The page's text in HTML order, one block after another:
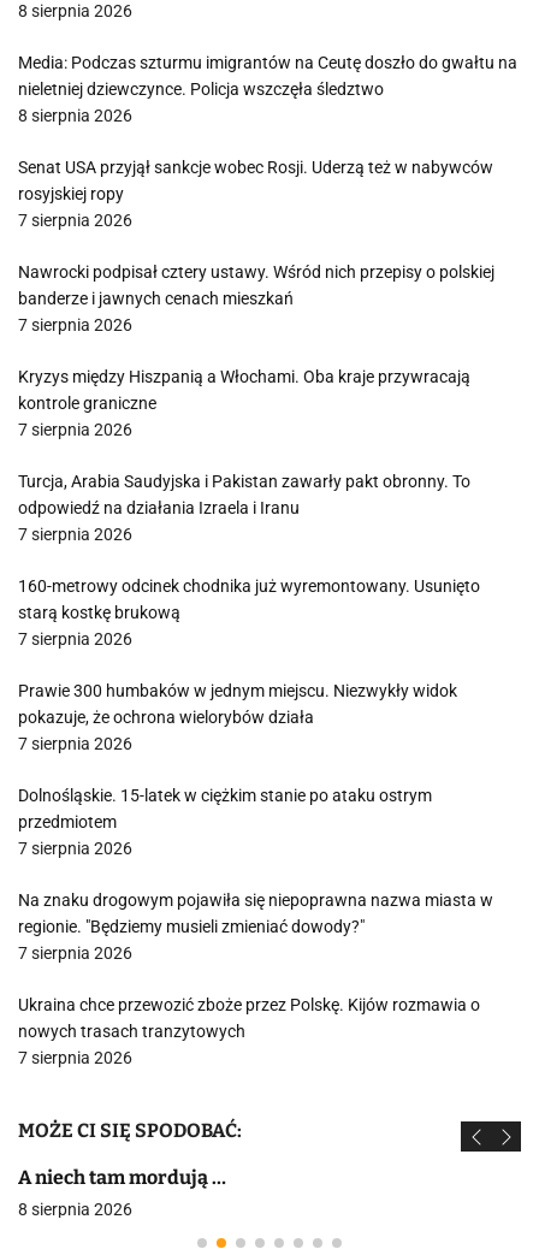
8 sierpnia 2026
Media: Podczas szturmu imigrantów na Ceutę doszło do gwałtu na
nieletniej dziewczynce. Policja wszczęła śledztwo
8 sierpnia 2026
Senat USA przyjął sankcje wobec Rosji. Uderzą też w nabywców
rosyjskiej ropy
7 sierpnia 2026
Nawrocki podpisał cztery ustawy. Wśród nich przepisy o polskiej
banderze i jawnych cenach mieszkań
7 sierpnia 2026
Kryzys między Hiszpanią a Włochami. Oba kraje przywracają
kontrole graniczne
7 sierpnia 2026
Turcja, Arabia Saudyjska i Pakistan zawarły pakt obronny. To
odpowiedź na działania Izraela i Iranu
7 sierpnia 2026
160-metrowy odcinek chodnika już wyremontowany. Usunięto
starą kostkę brukową
7 sierpnia 2026
Prawie 300 humbaków w jednym miejscu. Niezwykły widok
pokazuje, że ochrona wielorybów działa
7 sierpnia 2026
Dolnośląskie. 15-latek w ciężkim stanie po ataku ostrym
przedmiotem
7 sierpnia 2026
Na znaku drogowym pojawiła się niepoprawna nazwa miasta w
regionie. "Będziemy musieli zmieniać dowody?"
7 sierpnia 2026
Ukraina chce przewozić zboże przez Polskę. Kijów rozmawia o
nowych trasach tranzytowych
7 sierpnia 2026
MOŻE CI SIĘ SPODOBAĆ:
A niech tam mordują …
8 sierpnia 2026